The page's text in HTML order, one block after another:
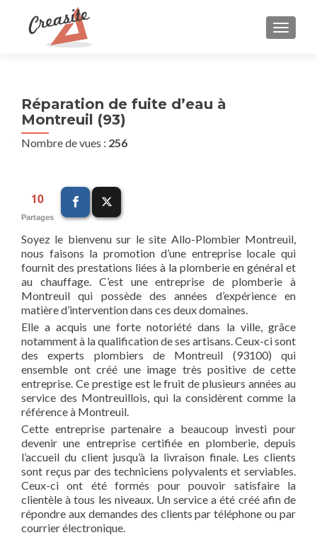
Réparation de fuite d’eau à
Montreuil (93)
Nombre de vues : 256
10
Partages
Soyez le bienvenu sur le site Allo-Plombier Montreuil,
nous faisons la promotion d’une entreprise locale qui
fournit des prestations liées à la plomberie en général et
au chauffage. C’est une entreprise de plomberie à
Montreuil qui possède des années d’expérience en
matière d’intervention dans ces deux domaines.
Elle a acquis une forte notoriété dans la ville, grâce
notamment à la qualification de ses artisans. Ceux-ci sont
des experts plombiers de Montreuil (93100) qui
ensemble ont créé une image très positive de cette
entreprise. Ce prestige est le fruit de plusieurs années au
service des Montreuillois, qui la considèrent comme la
référence à Montreuil.
Cette entreprise partenaire a beaucoup investi pour
devenir une entreprise certifiée en plomberie, depuis
l’accueil du client jusqu’à la livraison finale. Les clients
sont reçus par des techniciens polyvalents et serviables.
Ceux-ci ont été formés pour pouvoir satisfaire la
clientèle à tous les niveaux. Un service a été créé afin de
répondre aux demandes des clients par téléphone ou par
courrier électronique.